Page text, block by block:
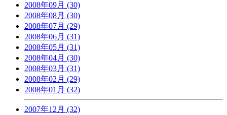
2008年09月 (30)
2008年08月 (30)
2008年07月 (29)
2008年06月 (31)
2008年05月 (31)
2008年04月 (30)
2008年03月 (31)
2008年02月 (29)
2008年01月 (32)
2007年12月 (32)